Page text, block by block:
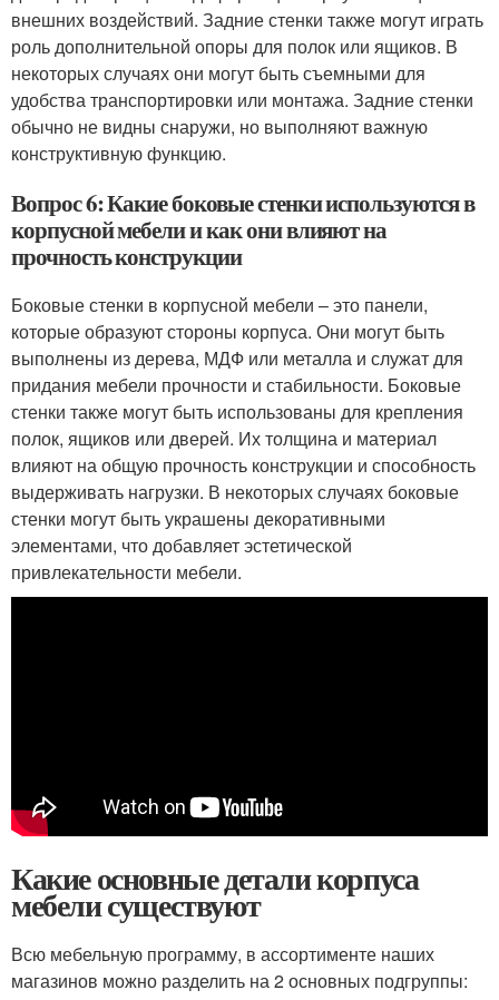
внешних воздействий. Задние стенки также могут играть
роль дополнительной опоры для полок или ящиков. В
некоторых случаях они могут быть съемными для
удобства транспортировки или монтажа. Задние стенки
обычно не видны снаружи, но выполняют важную
конструктивную функцию.
Вопрос 6: Какие боковые стенки используются в
корпусной мебели и как они влияют на
прочность конструкции
Боковые стенки в корпусной мебели – это панели,
которые образуют стороны корпуса. Они могут быть
выполнены из дерева, МДФ или металла и служат для
придания мебели прочности и стабильности. Боковые
стенки также могут быть использованы для крепления
полок, ящиков или дверей. Их толщина и материал
влияют на общую прочность конструкции и способность
выдерживать нагрузки. В некоторых случаях боковые
стенки могут быть украшены декоративными
элементами, что добавляет эстетической
привлекательности мебели.
Какие основные детали корпуса
мебели существуют
Всю мебельную программу, в ассортименте наших
магазинов можно разделить на 2 основных подгруппы: